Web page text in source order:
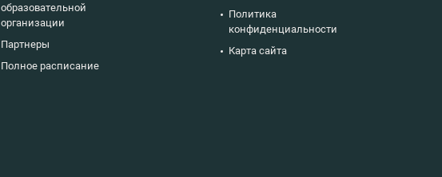
образовательной
организации
Партнеры
Полное расписание
Политика
конфиденциальности
Карта сайта